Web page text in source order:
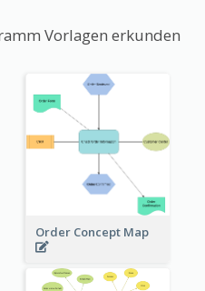
Vorlagen erkunden
Order Concept Map